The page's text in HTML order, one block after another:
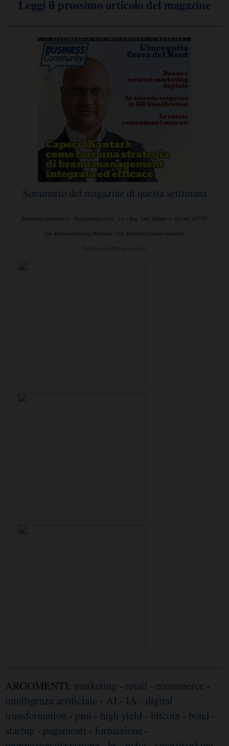
Leggi il prossimo articolo del magazine
Sommario del magazine di questa settimana
BusinessCommunity.it - Supplemento a G.C. e t. - Reg. Trib. Milano n. 431 del 19/7/97
Dir. Responsabile Gigi Beltrame - Dir. Editoriale Claudio Gandolfo
Politica della Privacy e cookie
ARGOMENTI: marketing - retail - ecommerce -
intelligenza artificiale - AI - IA - digital
transformation - pmi - high yield - bitcoin - bond -
startup - pagamenti - formazione -